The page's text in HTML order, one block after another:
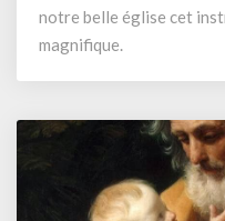
notre belle église cet
magnifique.